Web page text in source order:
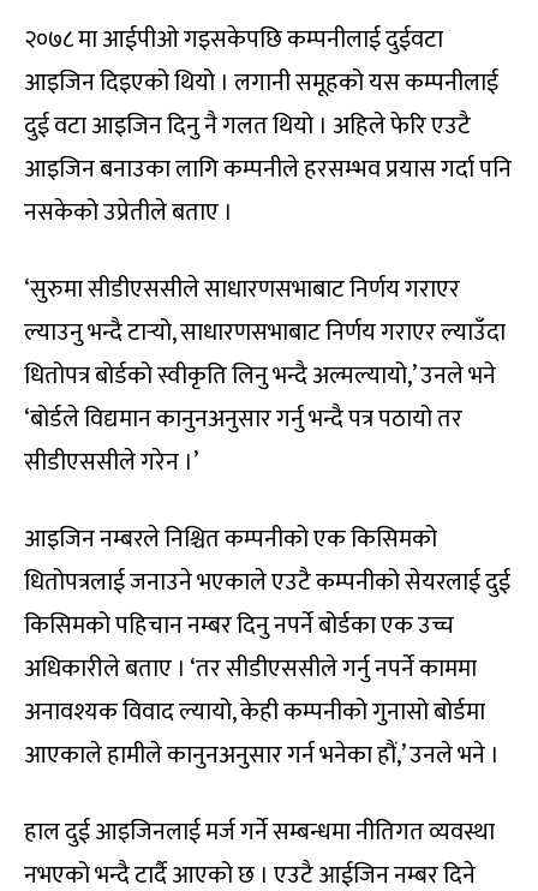
२०७८ मा आईपीओ गइसकेपछि कम्पनीलाई दुईवटा
आइजिन दिइएको थियो । लगानी समूहको यस कम्पनीलाई
दुई वटा आइजिन दिनु नै गलत थियो । अहिले फेरि एउटै
आइजिन बनाउका लागि कम्पनीले हरसम्भव प्रयास गर्दा पनि
नसकेको उप्रेतीले बताए ।
‘सुरुमा सीडीएससीले साधारणसभाबाट निर्णय गराएर
ल्याउनु भन्दै टार्‍यो, साधारणसभाबाट निर्णय गराएर ल्याउँदा
धितोपत्र बोर्डको स्वीकृति लिनु भन्दै अल्मल्यायो,’ उनले भने
‘बोर्डले विद्यमान कानुनअनुसार गर्नु भन्दै पत्र पठायो तर
सीडीएससीले गरेन ।’
आइजिन नम्बरले निश्चित कम्पनीको एक किसिमको
धितोपत्रलाई जनाउने भएकाले एउटै कम्पनीको सेयरलाई दुई
किसिमको पहिचान नम्बर दिनु नपर्ने बोर्डका एक उच्च
अधिकारीले बताए । ‘तर सीडीएससीले गर्नु नपर्ने काममा
अनावश्यक विवाद ल्यायो, केही कम्पनीको गुनासो बोर्डमा
आएकाले हामीले कानुनअनुसार गर्न भनेका हौं,’ उनले भने ।
हाल दुई आइजिनलाई मर्ज गर्ने सम्बन्धमा नीतिगत व्यवस्था
नभएको भन्दै टार्दै आएको छ । एउटै आईजिन नम्बर दिने